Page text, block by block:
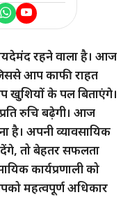
रहने वाला है। आज
आप काफी राहत
खुशियों के पल बिताएंगे।
रुचि बढ़ेगी। आज
अपनी व्यावसायिक
तो बेहतर सफलता
कार्यप्रणाली को
महत्वपूर्ण अधिकार